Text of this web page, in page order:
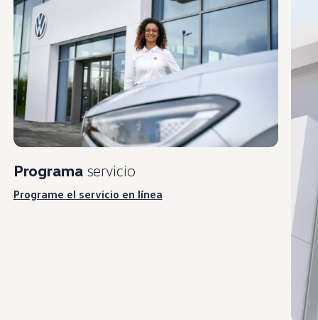
Programa servicio
Programe el servicio en línea